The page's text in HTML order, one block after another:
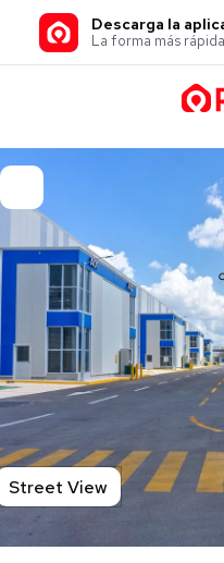
Descarga la
La forma más
Street View